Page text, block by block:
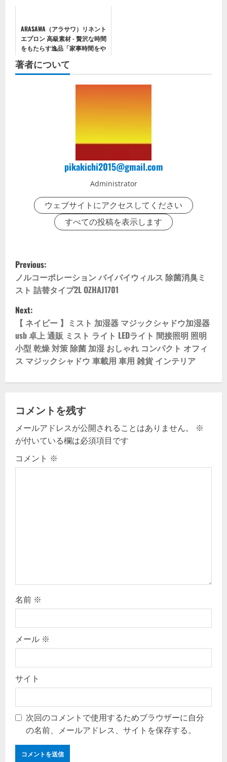
ARASAWA（アラサワ）リネント
エプロン 高級素材 - 贅沢な時間
をもたらす逸品「家事時間をや
著者について
pikakichi2015@gmail.com
Administrator
ウェブサイトにアクセスしてください
すべての投稿を表示します
P
o
s
n
a
v
i
g
a
t
Previous:
ノルコーポレーション バイバイウィルス 除菌消臭ミ
スト 詰替タイプ2L OZHAJ1701
Next:
【 ネイビー 】ミスト 加湿器 マジックシャドウ加湿器
usb 卓上 通販 ミスト ライト LEDライト 間接照明 照明
小型 乾燥 対策 除菌 加湿 おしゃれ コンパクト オフィ
ス マジックシャドウ 車載用 車用 雑貨 インテリア
コメントを残す
メールアドレスが公開されることはありません。
※
が付いている欄は必須項目です
コメント ※
名前 ※
メール ※
サイト
次回のコメントで使用するためブラウザーに自分
の名前、メールアドレス、サイトを保存する。